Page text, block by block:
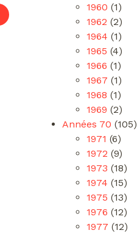
1960 (1)
1962 (2)
1964 (1)
1965 (4)
1966 (1)
1967 (1)
1968 (1)
1969 (2)
Années 70 (105)
1971 (6)
1972 (9)
1973 (18)
1974 (15)
1975 (13)
1976 (12)
1977 (12)